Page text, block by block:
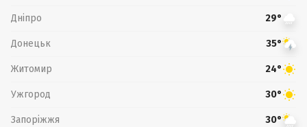
Дніпро 29°
Донецьк 35°
Житомир 24°
Ужгород 30°
Запоріжжя 30°